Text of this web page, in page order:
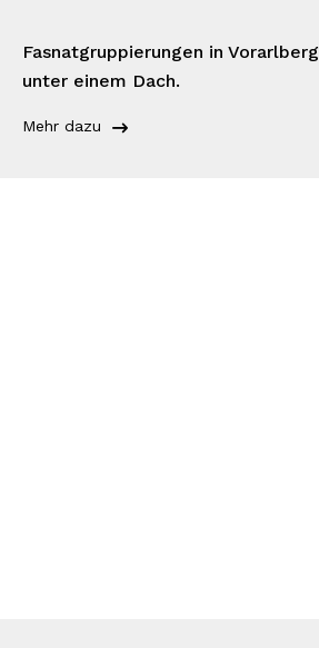
Fasnatgruppierungen in Vorarlberg
unter einem Dach.
Mehr dazu